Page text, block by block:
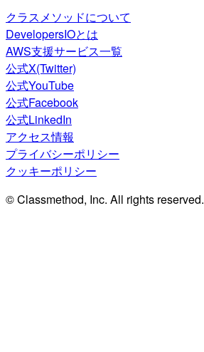
クラスメソッドについて
DevelopersIOとは
AWS支援サービス一覧
公式X(Twitter)
公式YouTube
公式Facebook
公式LinkedIn
アクセス情報
プライバシーポリシー
クッキーポリシー
© Classmethod, Inc. All rights reserved.